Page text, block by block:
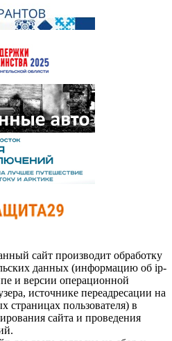
сайт производит обработку
данных (информацию об ip-
и версии операционной
источнике переадресации на
страницах пользователя) в
сайта и проведения